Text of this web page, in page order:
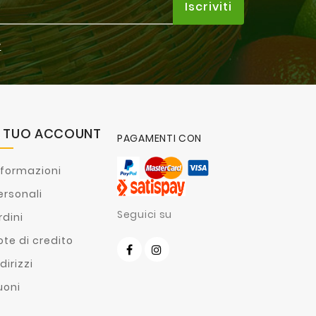
TUO ACCOUNT
di credito
PAGAMENTI CON
Seguici su